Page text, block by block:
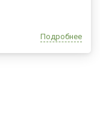
Подробнее